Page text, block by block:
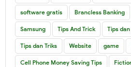
software gratis Brancless Banking
Samsung Tips And Trick Tips
Tips dan Triks Website game
Cell Phone Money Saving Tips